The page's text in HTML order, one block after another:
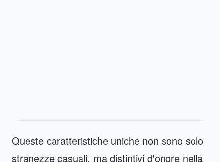
Queste caratteristiche uniche non sono solo
stranezze casuali, ma distintivi d'onore nella